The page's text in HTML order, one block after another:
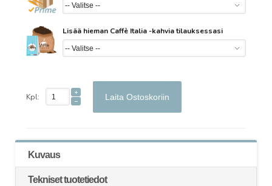
Lisää hieman Caffè Italia -kahvia tilauksessasi
Kpl: Laita Ostoskoriin
Kuvaus
Tekniset tuotetiedot